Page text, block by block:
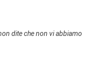
dite che non vi abbiamo